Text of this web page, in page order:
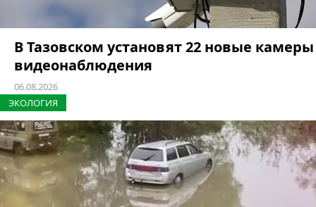
В Тазовском установят 22 новые камеры
видеонаблюдения
06.08.2026
ЭКОЛОГИЯ